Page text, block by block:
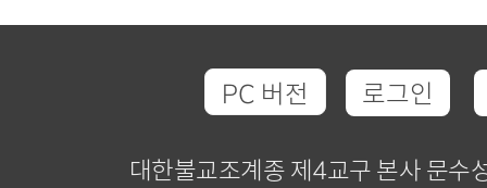
PC 버전 로그인
대한불교조계종 제4교구 본사 문수